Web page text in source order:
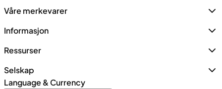
Våre merkevarer
Informasjon
Ressurser
Selskap
Language & Currency